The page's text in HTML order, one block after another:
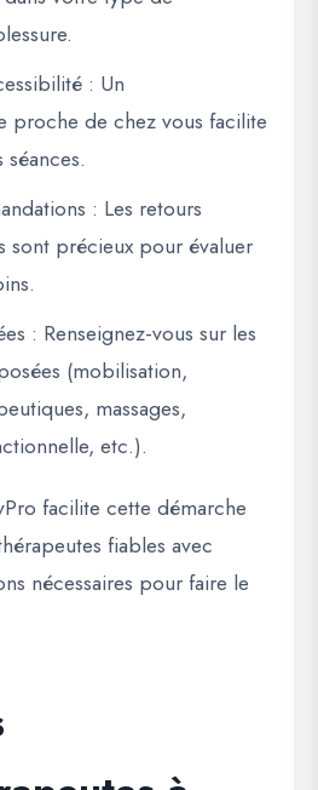
: Un
proche de chez vous facilite
: Les retours
sont précieux pour évaluer
: Renseignez-vous sur les
(mobilisation,
massages,
etc.).
facilite cette démarche
fiables avec
nécessaires pour faire le